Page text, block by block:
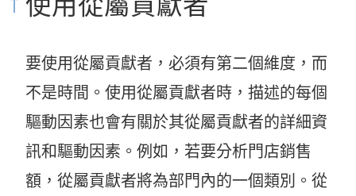
要使用從屬貢獻者，必須有第二個維度，而
不是時間。使用從屬貢獻者時，描述的每個
驅動因素也會有關於其從屬貢獻者的詳細資
訊和驅動因素。例如，若要分析門店銷售
額，從屬貢獻者將為部門內的一個類別。從